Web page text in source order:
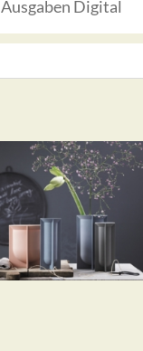
Ausgaben Digital